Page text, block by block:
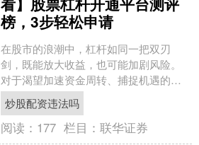
榜，3步轻松申请
在股市的浪潮中，杠杆如同一把双刃
剑，既能放大收益，也可能加剧风险。
对于渴望加速资金周转、捕捉机遇的新
手投资者而言，选择一个可靠、合规的
杠杆开通平台至关重要。然而....
炒股配资违法吗
阅读： 177 栏目：联华证券